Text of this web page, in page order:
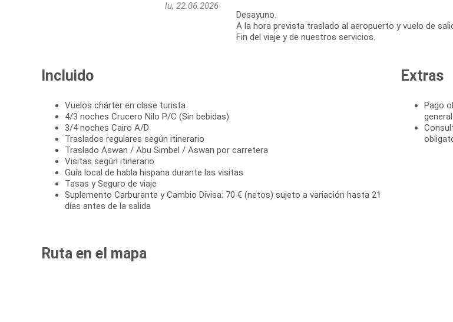
lu, 22.06.2026
Desayuno.
A la hora prevista traslado al aeropuerto y vuelo de
Fin del viaje y de nuestros servicios.
Incluido
Vuelos chárter en clase turista
4/3 noches Crucero Nilo P/C (Sin bebidas)
3/4 noches Cairo A/D
Traslados regulares según itinerario
Traslado Aswan / Abu Simbel / Aswan por carretera
Visitas según itinerario
Guía local de habla hispana durante las visitas
Tasas y Seguro de viaje
Suplemento Carburante y Cambio Divisa: 70 € (netos) sujeto a variación hasta 21
días antes de la salida
Extras
Pago
Ruta en el mapa